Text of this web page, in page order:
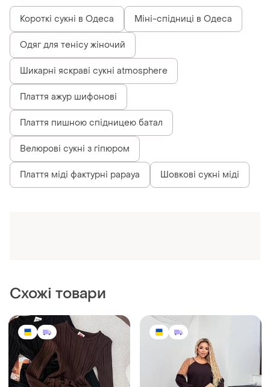
Короткі сукні в Одеса Міні-спідниці в Одеса
Одяг для тенісу жіночий
Шикарні яскраві сукні atmosphere
Плаття ажур шифонові
Плаття пишною спідницею батал
Велюрові сукні з гіпюром
Плаття міді фактурні papaya Шовкові сукні міді
Схожі товари